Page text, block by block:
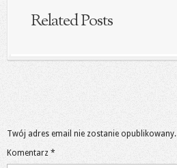
Related Posts
Twój adres email nie zostanie opublikowany.
Komentarz *